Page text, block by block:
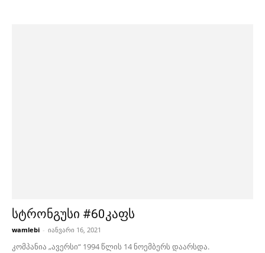
სტრონგუსი #60კაფს
wamlebi - იანვარი 16, 2021
კომპანია „ავერსი“ 1994 წლის 14 ნოემბერს დაარსდა.